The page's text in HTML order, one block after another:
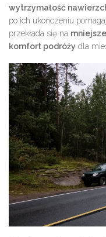
wytrzymałość
po ich ukończeniu
przekłada się na
komfort podróży dla